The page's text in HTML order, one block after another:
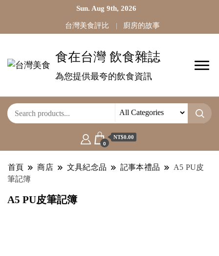
Sun. Aug 9th, 2026
台灣美食評比 廚房的故事
食在台灣 飲食雜誌
為您提供最夸的飲食資訊
0
NT$0.00
首頁 商店 文具紀念品 記事本禮品
A5 PU皮
筆記簿
A5 PU皮筆記簿